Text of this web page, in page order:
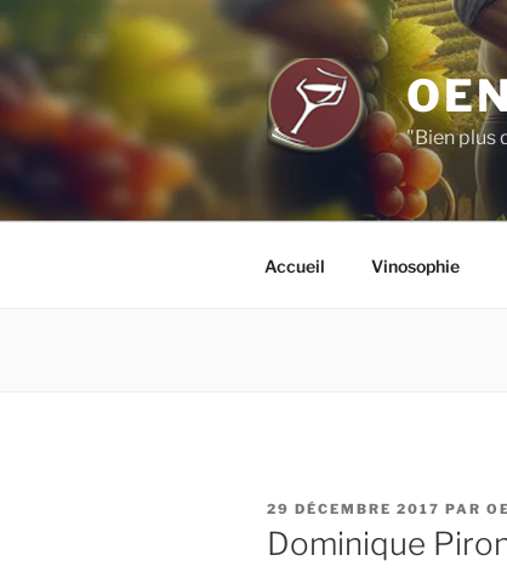
Aller
au
contenu
principal
"Bien plus
Accueil Vinosophie
PUBLIÉ
LE
29 DÉCEMBRE 2017 PAR
Dominique